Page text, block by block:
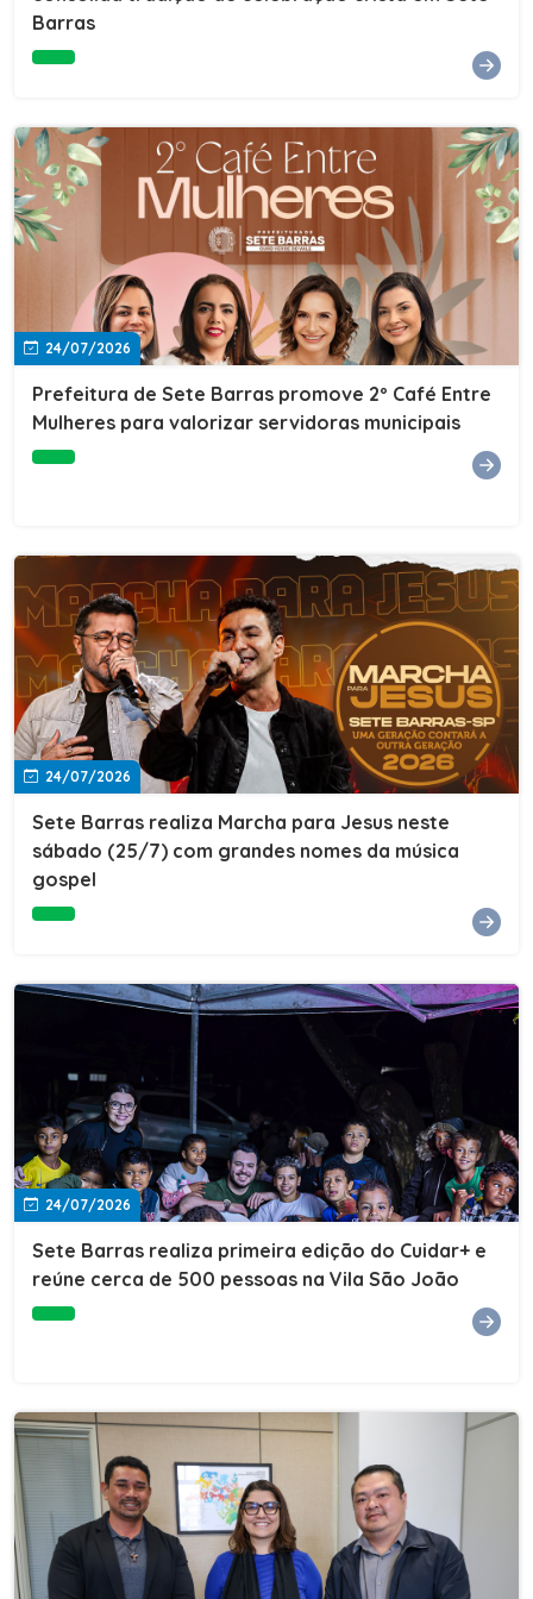
e do Instituto de Desenvolvimento Profissional
fundador da empresa Seu Consultor.Inscrições: FAÇA
AQUI
Barras
24/07/2026
Prefeitura de Sete Barras promove 2º Café Entre
Mulheres para valorizar servidoras municipais
24/07/2026
Sete Barras realiza Marcha para Jesus neste
sábado (25/7) com grandes nomes da música
gospel
24/07/2026
Sete Barras realiza primeira edição do Cuidar+ e
reúne cerca de 500 pessoas na Vila São João